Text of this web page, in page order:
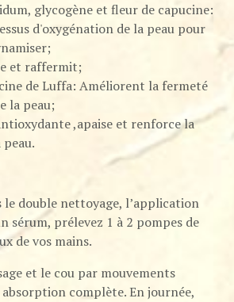
glycogène et fleur de capucine:
d'oxygénation de la peau pour
et raffermit;
de Luffa: Améliorent la fermeté
la peau;
,apaise et renforce la
le double nettoyage, l’application
sérum, prélevez 1 à 2 pompes de
de vos mains.
et le cou par mouvements
absorption complète. En journée,